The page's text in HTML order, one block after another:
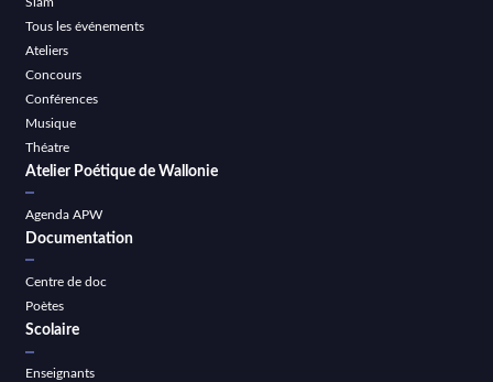
Tous les événements
Ateliers
Concours
Conférences
Musique
Théatre
Atelier Poétique de Wallonie
Agenda APW
Documentation
Centre de doc
Poètes
Scolaire
Enseignants